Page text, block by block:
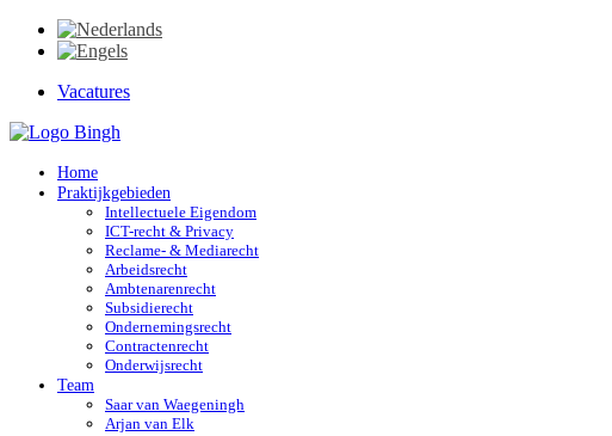
Vacatures
Home
Praktijkgebieden
Intellectuele Eigendom
ICT-recht & Privacy
Reclame- & Mediarecht
Arbeidsrecht
Ambtenarenrecht
Subsidierecht
Ondernemingsrecht
Contractenrecht
Onderwijsrecht
Team
Saar van Waegeningh
Arjan van Elk